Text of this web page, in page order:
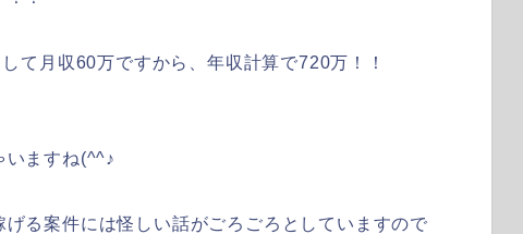
て月収60万ですから、年収計算で720万！！
いますね(^^♪
る案件には怪しい話がごろごろとしていますので